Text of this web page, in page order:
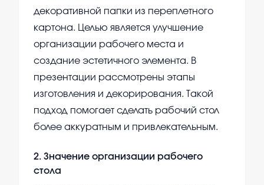
декоративной папки из переплетного
картона. Целью является улучшение
организации рабочего места и
создание эстетичного элемента. В
презентации рассмотрены этапы
изготовления и декорирования. Такой
подход помогает сделать рабочий стол
более аккуратным и привлекательным.
2. Значение организации рабочего
стола